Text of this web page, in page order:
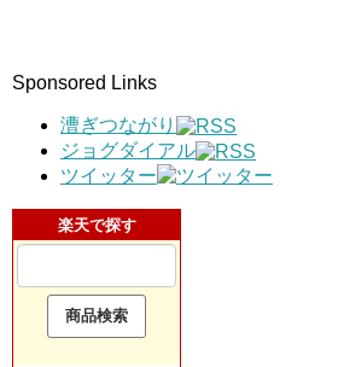
Sponsored Links
漕ぎつながり
ジョグダイアル
ツイッター
楽天で探す